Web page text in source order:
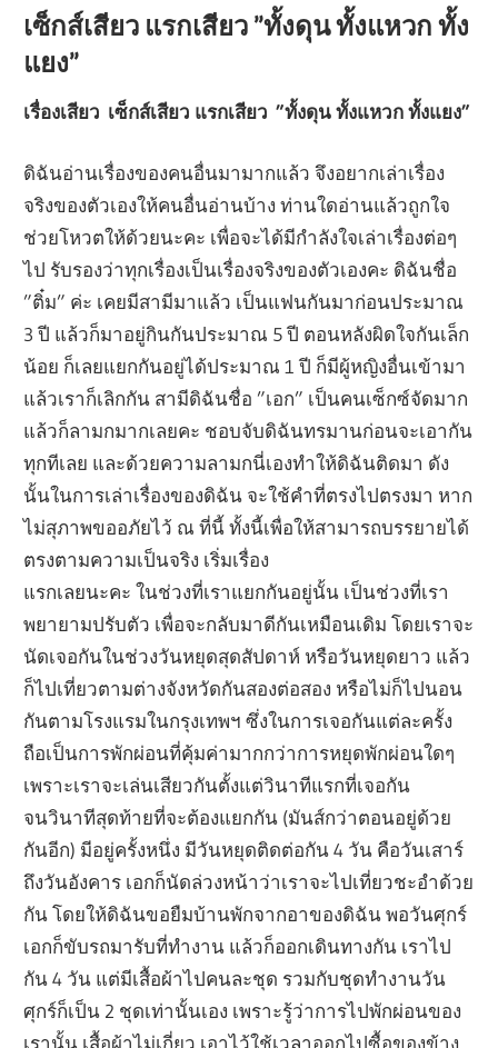
เซ็กส์เสียว แรกเสียว ”ทั้งดุน ทั้งแหวก ทั้ง
แยง”
เรื่องเสียว เซ็กส์เสียว แรกเสียว ”ทั้งดุน ทั้งแหวก ทั้งแยง”
ดิฉันอ่านเรื่องของคนอื่นมามากแล้ว จึงอยากเล่าเรื่อง
จริงของตัวเองให้คนอื่นอ่านบ้าง ท่านใดอ่านแล้วถูกใจ
ช่วยโหวตให้ด้วยนะคะ เพื่อจะได้มีกำลังใจเล่าเรื่องต่อๆ
ไป รับรองว่าทุกเรื่องเป็นเรื่องจริงของตัวเองคะ ดิฉันชื่อ
”ติ๋ม” ค่ะ เคยมีสามีมาแล้ว เป็นแฟนกันมาก่อนประมาณ
3 ปี แล้วก็มาอยู่กินกันประมาณ 5 ปี ตอนหลังผิดใจกันเล็ก
น้อย ก็เลยแยกกันอยู่ได้ประมาณ 1 ปี ก็มีผู้หญิงอื่นเข้ามา
แล้วเราก็เลิกกัน สามีดิฉันชื่อ ”เอก” เป็นคนเซ็กซ์จัดมาก
แล้วก็ลามกมากเลยคะ ชอบจับดิฉันทรมานก่อนจะเอากัน
ทุกทีเลย และด้วยความลามกนี่เองทำให้ดิฉันติดมา ดัง
นั้นในการเล่าเรื่องของดิฉัน จะใช้คำที่ตรงไปตรงมา หาก
ไม่สุภาพขออภัยไว้ ณ ที่นี้ ทั้งนี้เพื่อให้สามารถบรรยายได้
ตรงตามความเป็นจริง เริ่มเรื่อง
แรกเลยนะคะ ในช่วงที่เราแยกกันอยู่นั้น เป็นช่วงที่เรา
พยายามปรับตัว เพื่อจะกลับมาดีกันเหมือนเดิม โดยเราจะ
นัดเจอกันในช่วงวันหยุดสุดสัปดาห์ หรือวันหยุดยาว แล้ว
ก็ไปเที่ยวตามต่างจังหวัดกันสองต่อสอง หรือไม่ก็ไปนอน
กันตามโรงแรมในกรุงเทพฯ ซึ่งในการเจอกันแต่ละครั้ง
ถือเป็นการพักผ่อนที่คุ้มค่ามากกว่าการหยุดพักผ่อนใดๆ
เพราะเราจะเล่นเสียวกันตั้งแต่วินาทีแรกที่เจอกัน
จนวินาทีสุดท้ายที่จะต้องแยกกัน (มันส์กว่าตอนอยู่ด้วย
กันอีก) มีอยู่ครั้งหนึ่ง มีวันหยุดติดต่อกัน 4 วัน คือวันเสาร์
ถึงวันอังคาร เอกก็นัดล่วงหน้าว่าเราจะไปเที่ยวชะอำด้วย
กัน โดยให้ดิฉันขอยืมบ้านพักจากอาของดิฉัน พอวันศุกร์
เอกก็ขับรถมารับที่ทำงาน แล้วก็ออกเดินทางกัน เราไป
กัน 4 วัน แต่มีเสื้อผ้าไปคนละชุด รวมกับชุดทำงานวัน
ศุกร์ก็เป็น 2 ชุดเท่านั้นเอง เพราะรู้ว่าการไปพักผ่อนของ
เรานั้น เสื้อผ้าไม่เกี่ยว เอาไว้ใช้เวลาออกไปซื้อของข้าง